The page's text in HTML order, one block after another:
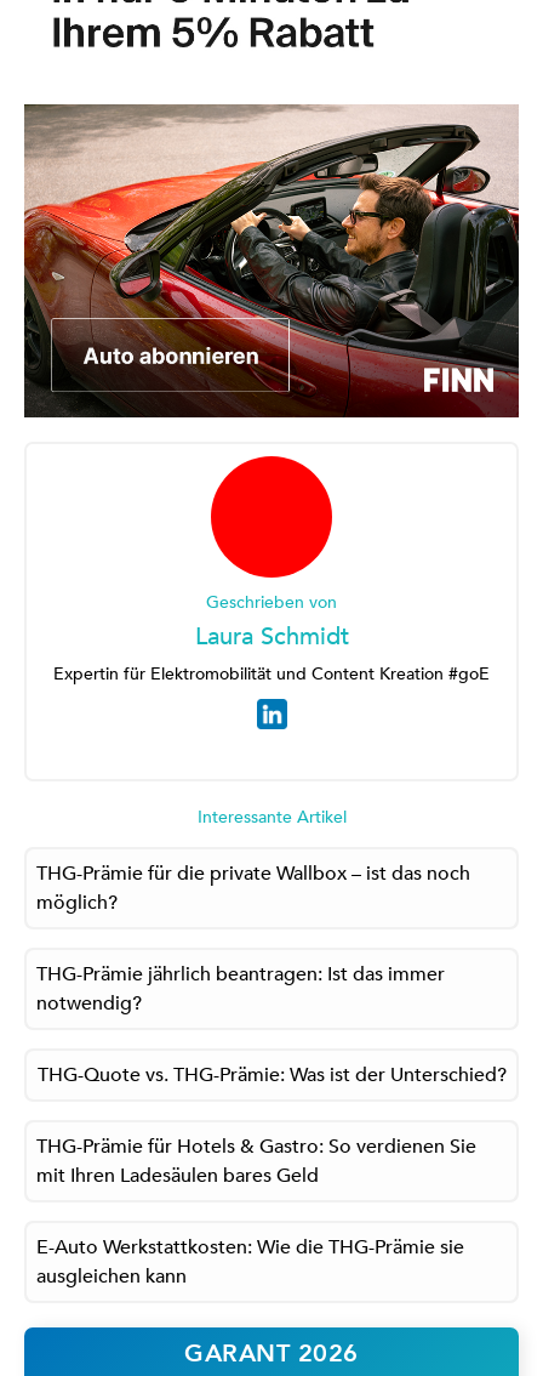
Geschrieben von
Laura Schmidt
Expertin für Elektromobilität und Content Kreation #goE
Interessante Artikel
THG-Prämie für die private Wallbox – ist das noch
möglich?
THG-Prämie jährlich beantragen: Ist das immer
notwendig?
THG-Quote vs. THG-Prämie: Was ist der Unterschied?
THG-Prämie für Hotels & Gastro: So verdienen Sie
mit Ihren Ladesäulen bares Geld
E-Auto Werkstattkosten: Wie die THG-Prämie sie
ausgleichen kann
GARANT 2026